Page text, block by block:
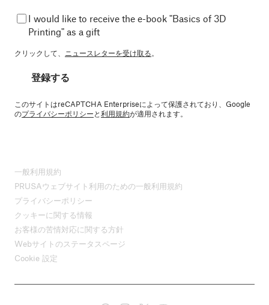
I would like to receive the e-book "Basics of 3D
Printing" as a gift
クリックして、 ニュースレターを受け取る。
登録する
このサイトはreCAPTCHA Enterpriseによって保護されており、Google
のプライバシーポリシーと利用規約が適用されます。
一般利用規約
PRUSAウェブサイト利用のための一般利用規約
プライバシーポリシー
クッキーに関する情報
お客様の苦情対応に関する方針
Webサイトのステータスページ
Cookie 設定